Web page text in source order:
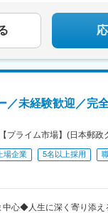
参加が難しい場合はリ
島神宮駅、磯原駅、勝
足利駅、新鹿沼駅、上今市
駅、東金駅、館山駅、荻窪
、荒川区役所前駅、渋谷駅
、立川駅、京王八王子
道駅、八王子みなみ野駅
東村山駅、府中駅(東京
ケ丘駅、鷺沼駅、小田原駅
横須賀中央駅、相武台下
諏訪駅、駒ケ根駅、穂高
■昨年度賞与実績4.3カ月分
／未経験歓迎／完
プライム市場】(日本郵政
上場企業 5名以上採用
中心◆人生に深く寄り添